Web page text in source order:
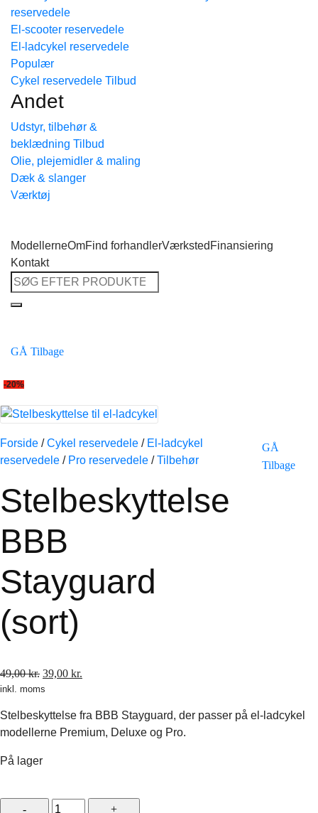
reservedele
El-scooter reservedele
El-ladcykel reservedele
Cykel reservedele
Andet
Udstyr, tilbehør &
beklædning
Olie, plejemidler & maling
Dæk & slanger
Værktøj
ModellerneOmFind forhandlerVærksted Finansiering
Kontakt
Søg
efter:
GÅ Tilbage
-20%
Forside / Cykel reservedele / El-ladcykel
reservedele / Pro reservedele / Tilbehør
Stelbeskyttelse
BBB
Stayguard
(sort)
GÅ
Tilbage
49,00kr. Den
oprindelige
var:
39,00 kr.
39,00 kr..
inkl. moms
Stelbeskyttelse fra BBB Stayguard, der passer på el-ladcykel
modellerne Premium, Deluxe og Pro.
På lager
Stelbeskyttelse